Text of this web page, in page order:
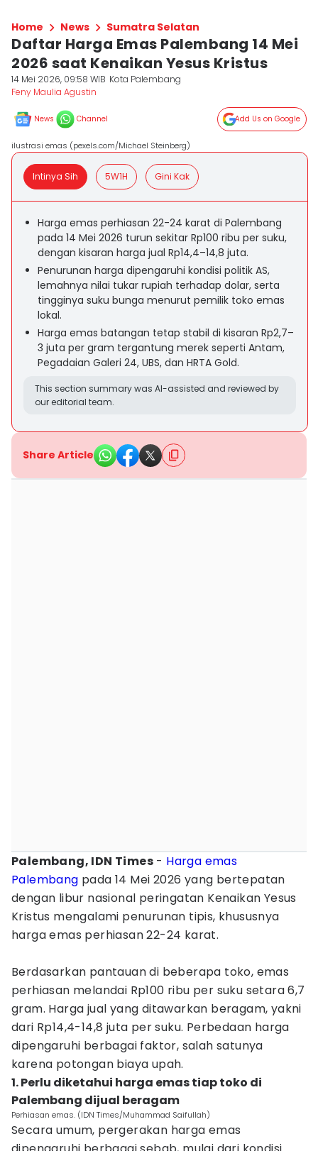
Home News Sumatra Selatan
Daftar Harga Emas Palembang 14 Mei
2026 saat Kenaikan Yesus Kristus
14 Mei 2026, 09:58 WIB Kota Palembang
Feny Maulia Agustin
News Channel Add Us on Google
ilustrasi emas (pexels.com/Michael Steinberg)
Intinya Sih 5W1H Gini Kak
Harga emas perhiasan 22-24 karat di Palembang
pada 14 Mei 2026 turun sekitar Rp100 ribu per suku,
dengan kisaran harga jual Rp14,4–14,8 juta.
Penurunan harga dipengaruhi kondisi politik AS,
lemahnya nilai tukar rupiah terhadap dolar, serta
tingginya suku bunga menurut pemilik toko emas
lokal.
Harga emas batangan tetap stabil di kisaran Rp2,7–
3 juta per gram tergantung merek seperti Antam,
Pegadaian Galeri 24, UBS, dan HRTA Gold.
This section summary was AI-assisted and reviewed by
our editorial team.
Share Article
Palembang, IDN Times - Harga emas
Palembang pada 14 Mei 2026 yang bertepatan
dengan libur nasional peringatan Kenaikan Yesus
Kristus mengalami penurunan tipis, khususnya
harga emas perhiasan 22-24 karat.
Berdasarkan pantauan di beberapa toko, emas
perhiasan melandai Rp100 ribu per suku setara 6,7
gram. Harga jual yang ditawarkan beragam, yakni
dari Rp14,4-14,8 juta per suku. Perbedaan harga
dipengaruhi berbagai faktor, salah satunya
karena potongan biaya upah.
1. Perlu diketahui harga emas tiap toko di
Palembang dijual beragam
Perhiasan emas. (IDN Times/Muhammad Saifullah)
Secara umum, pergerakan harga emas